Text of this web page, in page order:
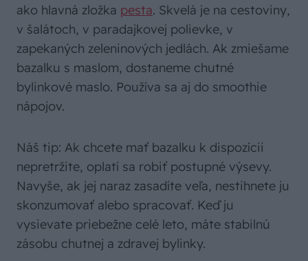
ako hlavná zložka pesta. Skvelá je na cestoviny,
v šalátoch, v paradajkovej polievke, v
zapekaných zeleninových jedlách. Ak zmiešame
bazalku s maslom, dostaneme chutné
bylinkové maslo. Používa sa aj do smoothie
nápojov.
Náš tip: Ak chcete mať bazalku k dispozícii
nepretržite, oplatí sa robiť postupné výsevy.
Navyše, ak jej naraz zasadíte veľa, nestihnete ju
skonzumovať alebo spracovať. Keď ju
vysievate priebežne celé leto, máte stabilnú
zásobu chutnej a zdravej bylinky.